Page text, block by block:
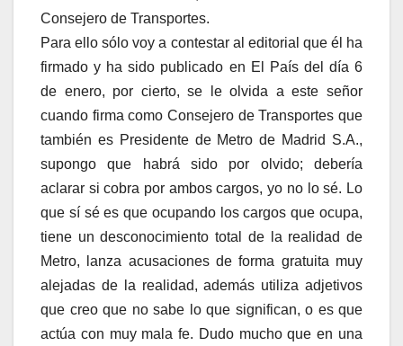
Consejero de Transportes.
Para ello sólo voy a contestar al editorial que él ha
firmado y ha sido publicado en El País del día 6
de enero, por cierto, se le olvida a este señor
cuando firma como Consejero de Transportes que
también es Presidente de Metro de Madrid S.A.,
supongo que habrá sido por olvido; debería
aclarar si cobra por ambos cargos, yo no lo sé. Lo
que sí sé es que ocupando los cargos que ocupa,
tiene un desconocimiento total de la realidad de
Metro, lanza acusaciones de forma gratuita muy
alejadas de la realidad, además utiliza adjetivos
que creo que no sabe lo que significan, o es que
actúa con muy mala fe. Dudo mucho que en una